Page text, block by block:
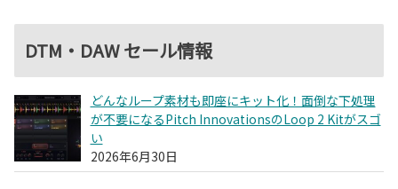
DTM・DAW セール情報
どんなループ素材も即座にキット化！面倒な下処理
が不要になるPitch InnovationsのLoop 2 Kitがスゴ
い
2026年6月30日